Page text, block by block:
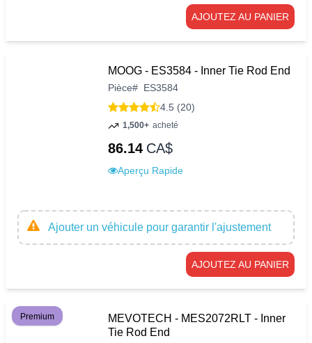
AJOUTEZ AU PANIER
MOOG - ES3584 - Inner Tie Rod End
Pièce# ES3584
4.5 (20)
1,500+ acheté
86.14 CA$
Aperçu Rapide
Ajouter un véhicule pour garantir l'ajustement
AJOUTEZ AU PANIER
Premium
MEVOTECH - MES2072RLT - Inner
Tie Rod End